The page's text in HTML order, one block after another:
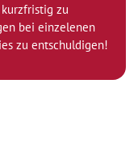
zu
bei einzelenen
zu entschuldigen!